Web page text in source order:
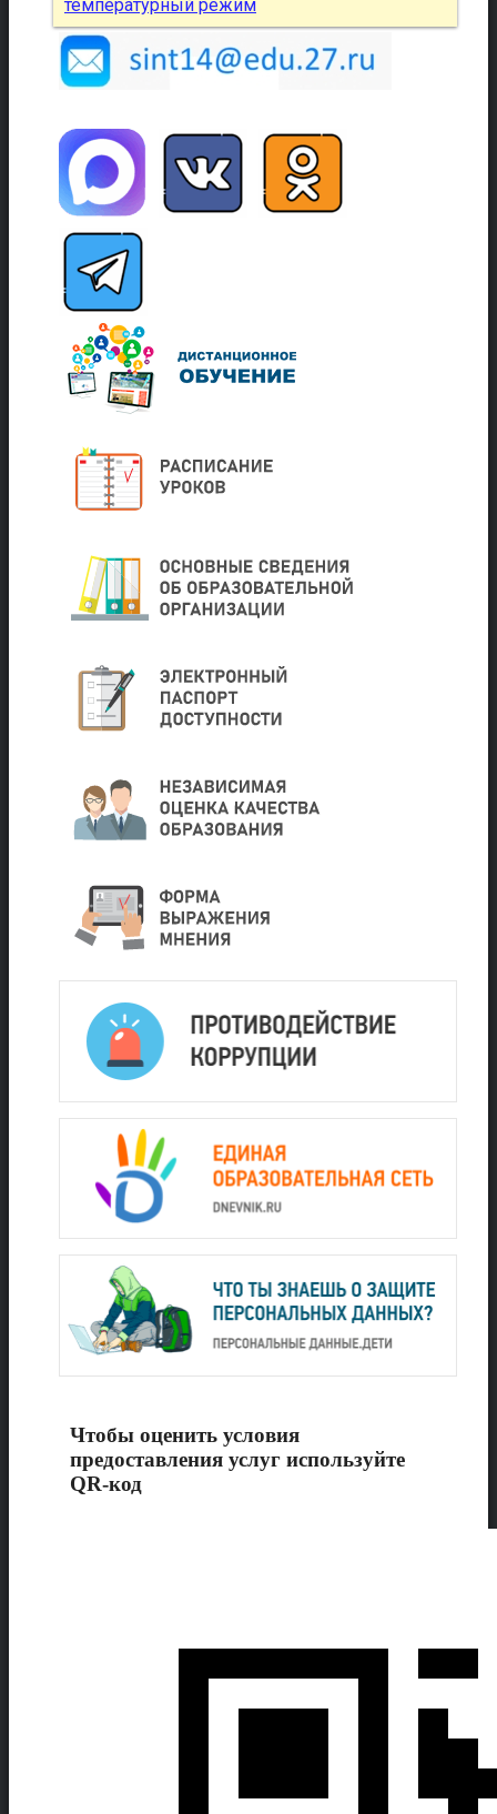
температурный режим
Чтобы оценить условия
предоставления услуг используйте
QR-код